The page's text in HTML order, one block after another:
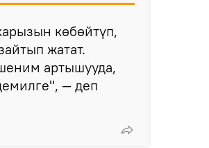
көбөйтүп,
жатат.
артышууда,
— деп